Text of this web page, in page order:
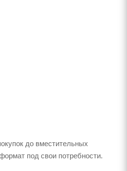
до вместительных
под свои потребности.